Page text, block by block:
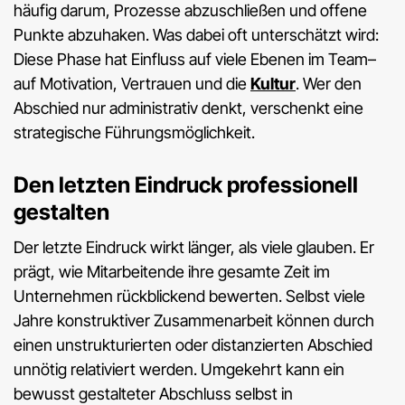
häufig darum, Prozesse abzuschließen und offene
Punkte abzuhaken. Was dabei oft unterschätzt wird:
Diese Phase hat Einfluss auf viele Ebenen im Team–
auf Motivation, Vertrauen und dieKultur. Wer den
Abschied nur administrativ denkt, verschenkt eine
strategische Führungsmöglichkeit.
Den letzten Eindruck professionell
gestalten
Der letzte Eindruck wirkt länger, als viele glauben. Er
prägt, wie Mitarbeitende ihre gesamte Zeit im
Unternehmen rückblickend bewerten. Selbst viele
Jahre konstruktiver Zusammenarbeit können durch
einen unstrukturierten oder distanzierten Abschied
unnötig relativiert werden. Umgekehrt kann ein
bewusst gestalteter Abschluss selbst in